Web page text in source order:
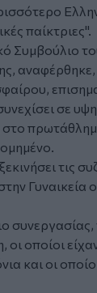
παίκτριες".
Συμβούλιο
αναφέρθηκε,
σε
τις
οποίοι
και οι